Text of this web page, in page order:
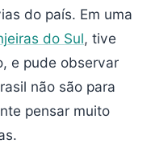
do país. Em uma
do Sul, tive
e pude observar
não são para
pensar muito